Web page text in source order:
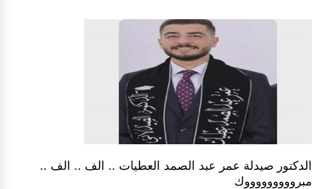
الدكتور صيدلة عمر عبد الصمد العطيات .. الف .. الف ..
مبروووووووووك